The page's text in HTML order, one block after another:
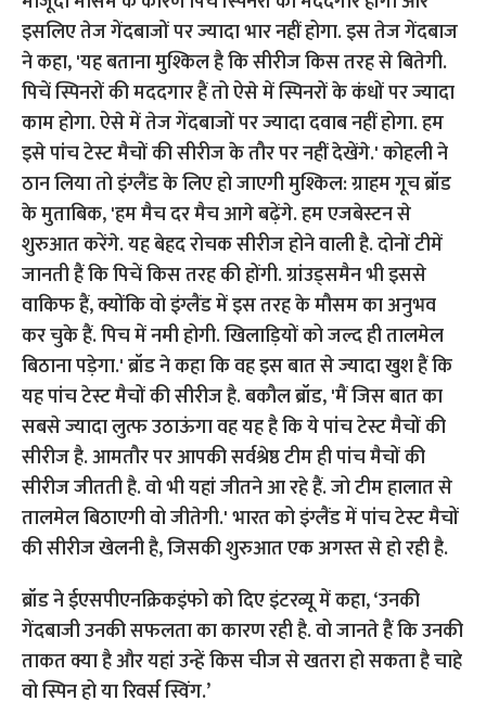
ब्रॉड ने ईएसपीएनक्रिकइंफो को दिए इंटरव्यू में कहा, ‘उनकी
गेंदबाजी उनकी सफलता का कारण रही है. वो जानते हैं कि उनकी
ताकत क्या है और यहां उन्हें किस चीज से खतरा हो सकता है चाहे
वो स्पिन हो या रिवर्स स्विंग.’